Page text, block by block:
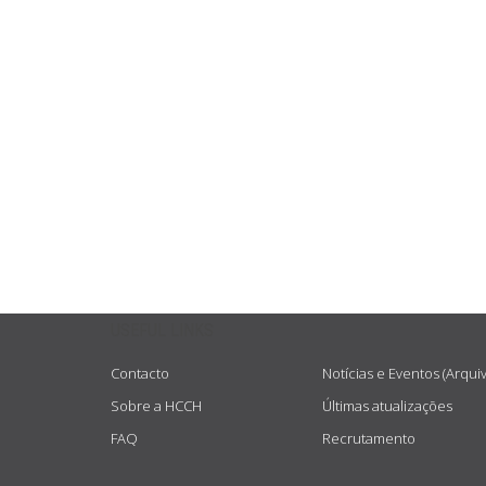
Contacto
Sobre a HCCH
FAQ
Notícias e Eventos
Últimas atualizações
Recrutamento